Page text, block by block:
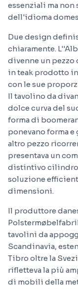
essenziali ma
dell'idioma
Due design
chiaramente.
divenne un
in teak prodotto
con le sue
Il tavolino da
dolce curva del
forma di
ponevano forma
altro pezzo
presentava un
distintivo cilindro
soluzione
dimensioni.
Il produttore
tavolini da
Scandinavia,
Tibro oltre la
rifletteva la più
di mobili della